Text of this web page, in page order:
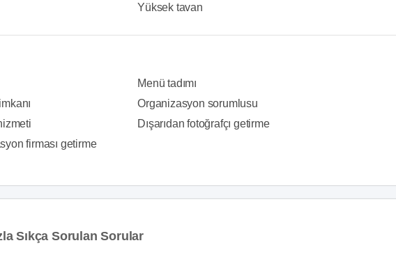
Yüksek tavan
Menü tadımı
Organizasyon sorumlusu
Dışarıdan fotoğrafçı getirme
firması getirme
Sıkça Sorulan Sorular